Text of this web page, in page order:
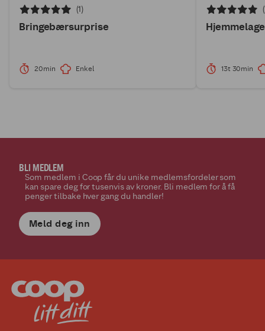
(1)
Bringebærsurprise
20min Enkel 13t 30min
BLI MEDLEM
Som medlem i Coop får du unike medlemsfordeler som
kan spare deg for tusenvis av kroner. Bli medlem for å få
penger tilbake hver gang du handler!
Meld deg inn